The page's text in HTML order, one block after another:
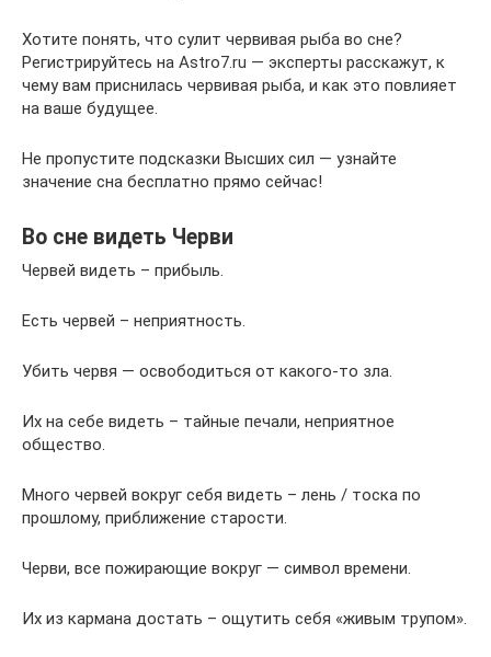
Хотите понять, что сулит червивая рыба во сне?
Регистрируйтесь на Astro7.ru — эксперты расскажут, к
чему вам приснилась червивая рыба, и как это повлияет
на ваше будущее.
Не пропустите подсказки Высших сил — узнайте
значение сна бесплатно прямо сейчас!
Во сне видеть Черви
Червей видеть – прибыль.
Есть червей – неприятность.
Убить червя — освободиться от какого-то зла.
Их на себе видеть – тайные печали, неприятное
общество.
Много червей вокруг себя видеть – лень / тоска по
прошлому, приближение старости.
Черви, все пожирающие вокруг — символ времени.
Их из кармана достать – ощутить себя «живым трупом».